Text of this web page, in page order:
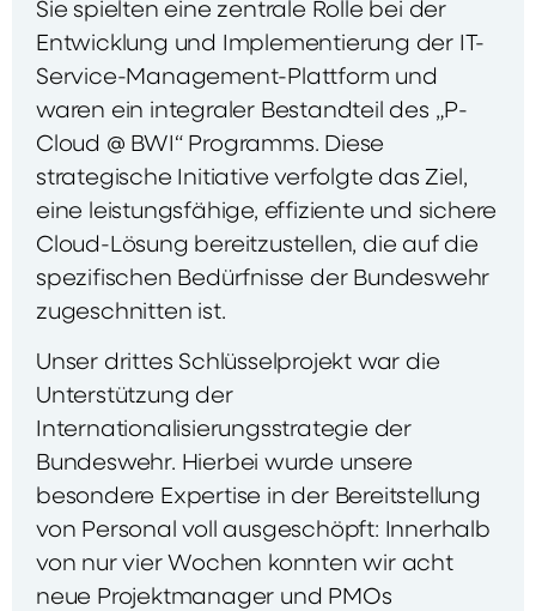
Sie spielten eine zentrale Rolle bei der
Entwicklung und Implementierung der IT-
Service-Management-Plattform und
waren ein integraler Bestandteil des „P-
Cloud @ BWI“ Programms. Diese
strategische Initiative verfolgte das Ziel,
eine leistungsfähige, effiziente und sichere
Cloud-Lösung bereitzustellen, die auf die
spezifischen Bedürfnisse der Bundeswehr
zugeschnitten ist.
Unser drittes Schlüsselprojekt war die
Unterstützung der
Internationalisierungsstrategie der
Bundeswehr. Hierbei wurde unsere
besondere Expertise in der Bereitstellung
von Personal voll ausgeschöpft: Innerhalb
von nur vier Wochen konnten wir acht
neue Projektmanager und PMOs